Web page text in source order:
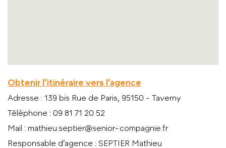
Obtenir l’itinéraire vers l’agence
Adresse : 139 bis Rue de Paris, 95150 - Taverny
Téléphone : 09 81 71 20 52
Mail : mathieu.septier@senior-compagnie.fr
Responsable d’agence : SEPTIER Mathieu